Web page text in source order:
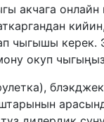
акчага
чыгышы керек.
окуп